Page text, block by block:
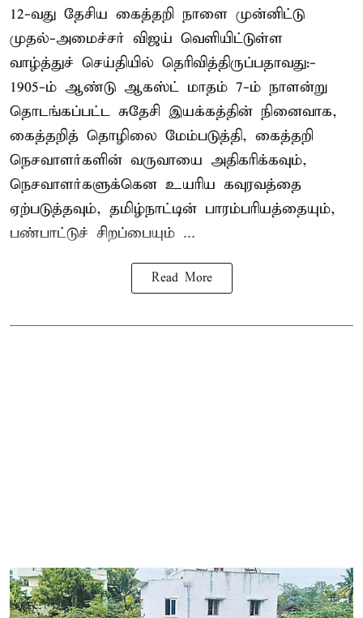
12-வது தேசிய கைத்தறி நாளை முன்னிட்டு
முதல்-அமைச்சர் விஜய் வெளியிட்டுள்ள
வாழ்த்துச் செய்தியில் தெரிவித்திருப்பதாவது:-
1905-ம் ஆண்டு ஆகஸ்ட் மாதம் 7-ம் நாளன்று
தொடங்கப்பட்ட சுதேசி இயக்கத்தின் நினைவாக,
கைத்தறித் தொழிலை மேம்படுத்தி, கைத்தறி
நெசவாளர்களின் வருவாயை அதிகரிக்கவும்,
நெசவாளர்களுக்கென உயரிய கவுரவத்தை
ஏற்படுத்தவும், தமிழ்நாட்டின் பாரம்பரியத்தையும்,
பண்பாட்டுச் சிறப்பையும் ...
Read More